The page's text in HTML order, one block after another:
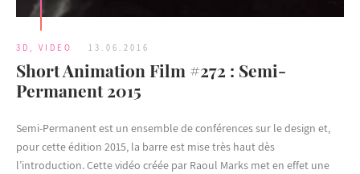
3D , VIDEO 13.06.2016
Short Animation Film #272 : Semi-
Permanent 2015
Semi-Permanent est un ensemble de conférences sur le design et,
pour cette édition 2015, la barre est mise très haut dès
l’introduction. Cette vidéo créée par Raoul Marks met en effet une